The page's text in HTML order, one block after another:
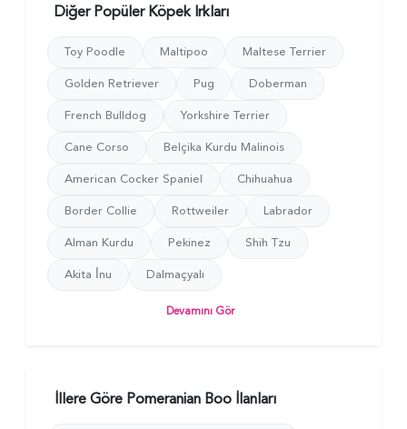
Diğer Popüler Köpek Irkları
Toy Poodle Maltipoo
Maltese Terrier
Golden Retriever
Pug
Doberman
French Bulldog
Yorkshire Terrier
Cane Corso
Belçika Kurdu Malinois
American Cocker Spaniel
Chihuahua
Border Collie
Rottweiler
Labrador
Alman Kurdu
Pekinez
Shih Tzu
Akita İ̇nu
Dalmaçyalı
Devamını Gör
İllere Göre Pomeranian Boo İlanları